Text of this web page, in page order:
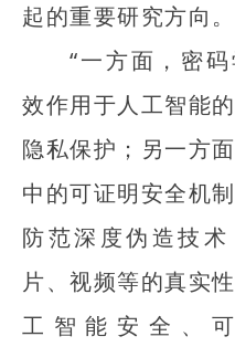
起的重要研究方向。
“一方面，密码
效作用于人工智能
隐私保护；另一方
中的可证明安全机
防范深度伪造技术
片、视频等的真实
工智能安全、